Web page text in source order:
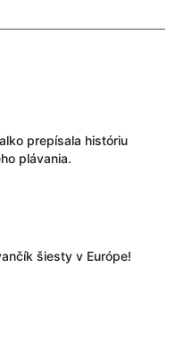
prepísala históriu
plávania.
šiesty v Európe!